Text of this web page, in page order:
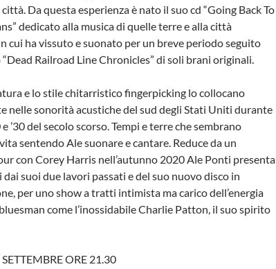
Da questa esperienza è nato il suo cd “Going Back To
dedicato alla musica di quelle terre e alla città
cui ha vissuto e suonato per un breve periodo seguito
Railroad Line Chronicles” di soli brani originali.
e lo stile chitarristico fingerpicking lo collocano
nelle sonorità acustiche del sud degli Stati Uniti durante
e ’30 del secolo scorso. Tempi e terre che sembrano
sentendo Ale suonare e cantare. Reduce da un
con Corey Harris nell’autunno 2020 Ale Ponti presenta
suoi due lavori passati e del suo nuovo disco in
per uno show a tratti intimista ma carico dell’energia
come l’inossidabile Charlie Patton, il suo spirito
ORE 21.30